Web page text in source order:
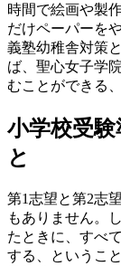
時間で絵画や製
だけペーパーを
義塾幼稚舎対策
ば、聖心女子学
むことができる
小学校受
と
第1志望と第2志
もありません。
たときに、すべ
する、というこ